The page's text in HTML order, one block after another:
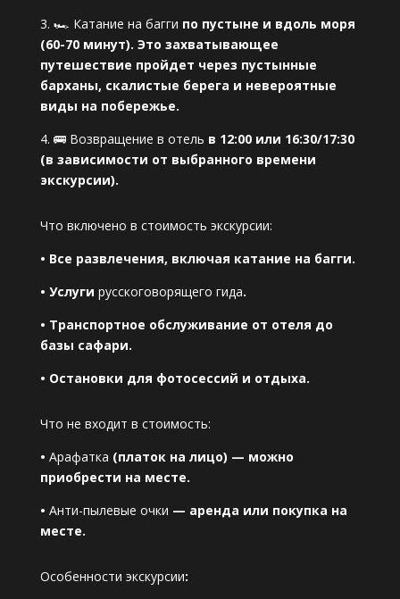
3. 🏎️ Катание на багги по пустыне и вдоль моря
(60-70 минут). Это захватывающее
путешествие пройдет через пустынные
барханы, скалистые берега и невероятные
виды на побережье.
4. 🚌 Возвращение в отель в 12:00 или 16:30/17:30
(в зависимости от выбранного времени
экскурсии).
Что включено в стоимость экскурсии:
• Все развлечения, включая катание на багги.
• Услуги русскоговорящего гида.
• Транспортное обслуживание от отеля до
базы сафари.
• Остановки для фотосессий и отдыха.
Что не входит в стоимость:
• Арафатка (платок на лицо) — можно
приобрести на месте.
• Анти-пылевые очки — аренда или покупка на
месте.
Особенности экскурсии: